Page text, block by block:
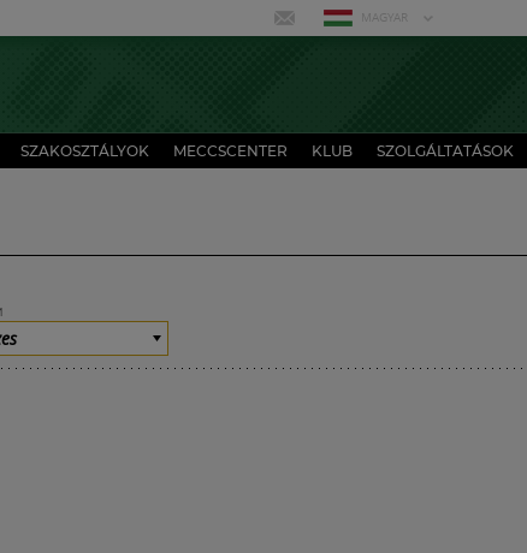
MAGYAR
SZAKOSZTÁLYOK MECCSCENTER KLUB SZOLGÁLTATÁSOK